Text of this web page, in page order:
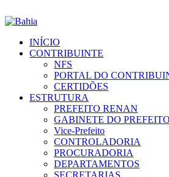
INÍCIO
CONTRIBUINTE
NFS
PORTAL DO
CERTIDÕES
ESTRUTURA
PREFEITO RENAN
GABINETE DO PREFEITO
Vice-Prefeito
CONTROLADORIA
PROCURADORIA
DEPARTAMENTOS
SECRETARIAS